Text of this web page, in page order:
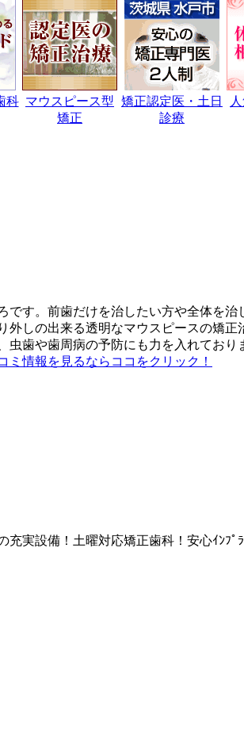
科 マウスピース型
矯正
矯正認定医・土日
診療
です。前歯だけを治したい方や全体を
外しの出来る透明なマウスピースの矯
虫歯や歯周病の予防にも力を入れており
情報を見るならココをクリック！
充実設備！土曜対応矯正歯科！安心ｲﾝﾌﾟﾗ